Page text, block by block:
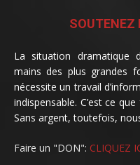
SOUTENEZ
La situation dramatique
mains des plus grandes
nécessite un travail
indispensable. C’est ce
Sans argent, toutefois,
Faire un "DON": CLIQUEZ